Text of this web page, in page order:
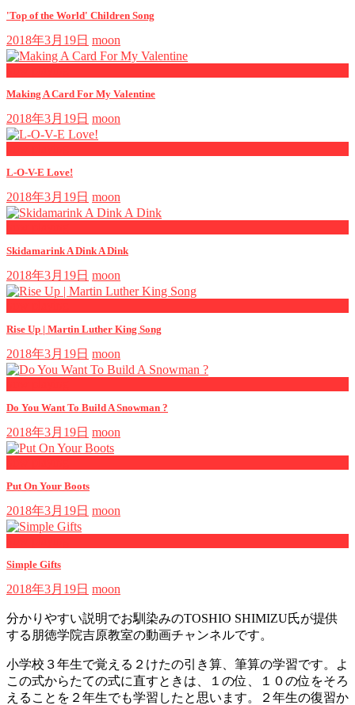
'Top of the World' Children Song
2018年3月19日 moon
Making A Card For My Valentine
2018年3月19日 moon
L-O-V-E Love!
2018年3月19日 moon
Skidamarink A Dink A Dink
2018年3月19日 moon
Rise Up | Martin Luther King Song
2018年3月19日 moon
Do You Want To Build A Snowman ?
2018年3月19日 moon
Put On Your Boots
2018年3月19日 moon
Simple Gifts
2018年3月19日 moon
分かりやすい説明でお馴染みのTOSHIO SHIMIZU氏が提供
する朋徳学院吉原教室の動画チャンネルです。
小学校３年生で覚える２けたの引き算、筆算の学習です。よ
この式からたての式に直すときは、１の位、１０の位をそろ
えることを２年生でも学習したと思います。２年生の復習か